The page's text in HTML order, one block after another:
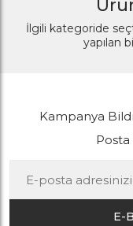
İlgili kategoride
yapılan
Kampanya
Posta
E-